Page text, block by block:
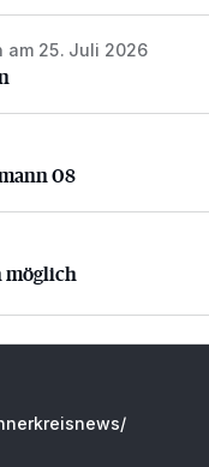
am 25. Juli 2026
08
08
möglich